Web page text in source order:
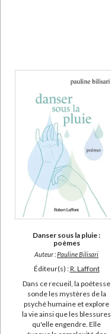
Danser sous la pluie :
poèmes
Auteur :Pauline Bilisari
Éditeur(s) :R. Laffont
Dans ce recueil, la poétesse
sonde les mystères de la
psyché humaine et explore
la vie ainsi que les blessures
qu'elle engendre. Elle